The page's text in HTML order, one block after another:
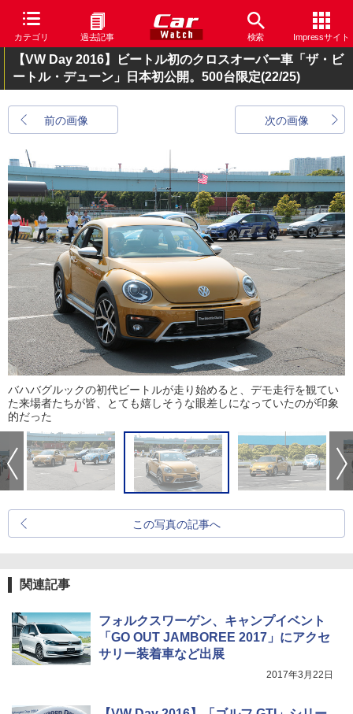
カテゴリ 過去記事 検索 Impressサイト
【VW Day 2016】ビートル初のクロスオーバー車「ザ・ビ
ートル・デューン」日本初公開。500台限定(22/25)
前の画像 次の画像
バハバグルックの初代ビートルが走り始めると、デモ走行を観てい
た来場者たちが皆、とても嬉しそうな眼差しになっていたのが印象
的だった
この写真の記事へ
関連記事
フォルクスワーゲン、キャンプイベント
「GO OUT JAMBOREE 2017」にアクセ
サリー装着車など出展
2017年3月22日